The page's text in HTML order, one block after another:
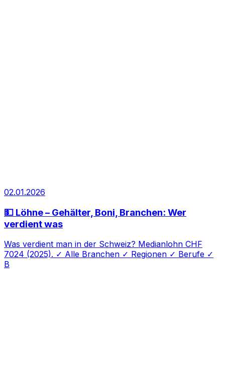
02.01.2026
💵 Löhne – Gehälter, Boni, Branchen: Wer
verdient was
Was verdient man in der Schweiz? Medianlohn CHF
7024 (2025). ✓ Alle Branchen ✓ Regionen ✓ Berufe ✓
B